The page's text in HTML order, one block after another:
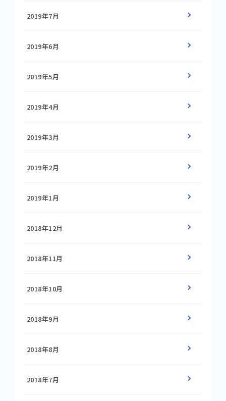
2019年7月
2019年6月
2019年5月
2019年4月
2019年3月
2019年2月
2019年1月
2018年12月
2018年11月
2018年10月
2018年9月
2018年8月
2018年7月